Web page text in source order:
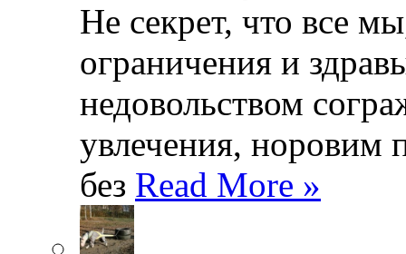
Не секрет, что все
ограничения и
недовольством
увлечения, норовим
без Read More »